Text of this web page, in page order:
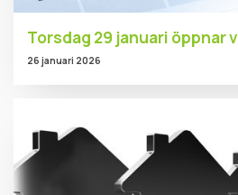
Torsdag 29 januari öppnar
26 januari 2026